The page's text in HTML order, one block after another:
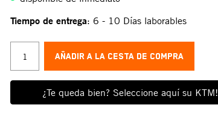
Tiempo de entrega: 6 - 10 Días laborables
¿Te queda bien? Seleccione aquí su KTM!
AÑADIR A LA CESTA DE COMPRA